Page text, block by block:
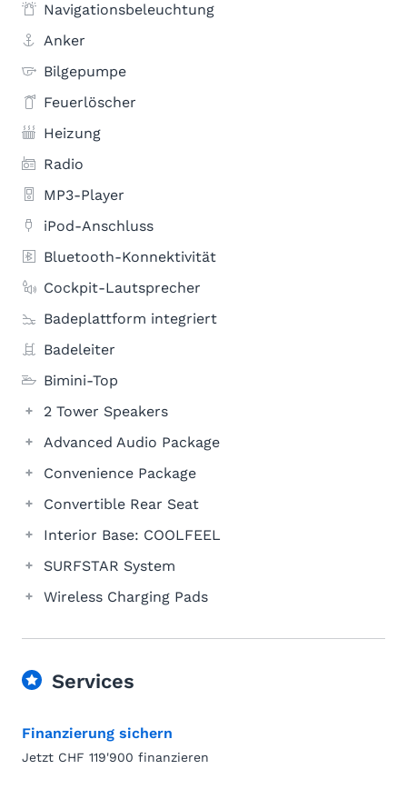
Navigationsbeleuchtung
Anker
Bilgepumpe
Feuerlöscher
Heizung
Radio
MP3-Player
iPod-Anschluss
Bluetooth-Konnektivität
Cockpit-Lautsprecher
Badeplattform integriert
Badeleiter
Bimini-Top
2 Tower Speakers
Advanced Audio Package
Convenience Package
Convertible Rear Seat
Interior Base: COOLFEEL
SURFSTAR System
Wireless Charging Pads
Services
Finanzierung sichern
Jetzt CHF 119'900 finanzieren